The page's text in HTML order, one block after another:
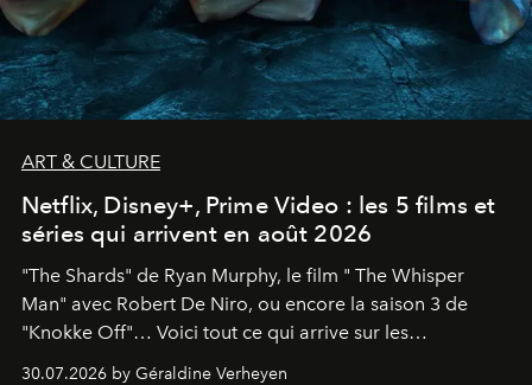
ART & CULTURE
Netflix, Disney+, Prime Video : les 5 films et
séries qui arrivent en août 2026
"The Shards" de Ryan Murphy, le film " The Whisper
Man" avec Robert De Niro, ou encore la saison 3 de
"Knokke Off"… Voici tout ce qui arrive sur les
plateformes de streaming en août 2026.
30.07.2026 by Géraldine Verheyen